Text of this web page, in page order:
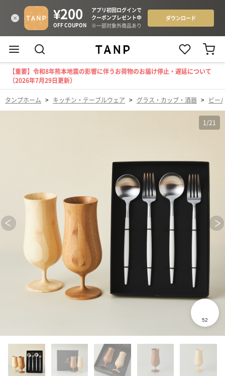
【重要】令和8年熊本地震の影響に伴うお荷物のお届け停止・遅延について
（2026年7月29日更新）
タンプホーム > キッチン・テーブルウェア > グラス・カップ・酒器 > ビー
1 /21